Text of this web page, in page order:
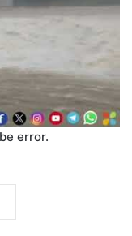
error.